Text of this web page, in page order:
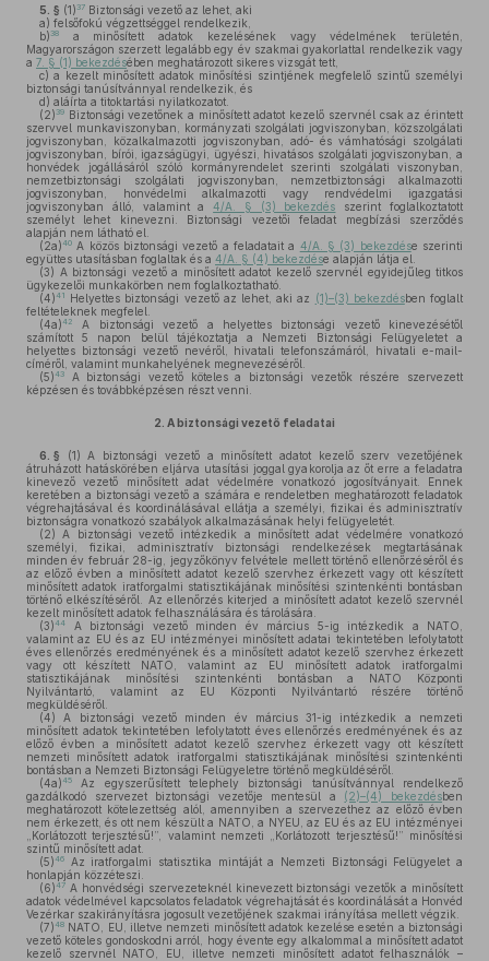
5. § (1) 37 Biztonsági vezető az lehet, aki
a) felsőfokú végzettséggel rendelkezik,
b) 38
a minősített adatok kezelésének vagy védelmének területén,
Magyarországon szerzett legalább egy év szakmai gyakorlattal rendelkezik vagy
a 7. § (1) bekezdésében meghatározott sikeres vizsgát tett,
c) a kezelt minősített adatok minősítési szintjének megfelelő szintű személyi
biztonsági tanúsítvánnyal rendelkezik, és
d) aláírta a titoktartási nyilatkozatot.
(2) 39 Biztonsági vezetőnek a minősített adatot kezelő szervnél csak az érintett
szervvel munkaviszonyban, kormányzati szolgálati jogviszonyban, közszolgálati
jogviszonyban, közalkalmazotti jogviszonyban, adó- és vámhatósági szolgálati
jogviszonyban, bírói, igazságügyi, ügyészi, hivatásos szolgálati jogviszonyban, a
honvédek jogállásáról szóló kormányrendelet szerinti szolgálati viszonyban,
nemzetbiztonsági szolgálati jogviszonyban, nemzetbiztonsági alkalmazotti
jogviszonyban, honvédelmi alkalmazotti vagy rendvédelmi igazgatási
jogviszonyban álló, valamint a4/A. § (3) bekezdés szerint foglalkoztatott
személyt lehet kinevezni. Biztonsági vezetői feladat megbízási szerződés
alapján nem látható el.
(2a)40 A közös biztonsági vezető a feladatait a 4/A. § (3) bekezdése szerinti
együttes utasításban foglaltak és a 4/A. § (4) bekezdése alapján látja el.
(3) A biztonsági vezető a minősített adatot kezelő szervnél egyidejűleg titkos
ügykezelői munkakörben nem foglalkoztatható.
(4)41 Helyettes biztonsági vezető az lehet, aki az (1)–(3) bekezdésben foglalt
feltételeknek megfelel.
(4a)42
A biztonsági vezető a helyettes biztonsági vezető kinevezésétől
számított 5 napon belül tájékoztatja a Nemzeti Biztonsági Felügyeletet a
helyettes biztonsági vezető nevéről, hivatali telefonszámáról, hivatali e-mail-
címéről, valamint munkahelyének megnevezéséről.
(5)43
A biztonsági vezető köteles a biztonsági vezetők részére szervezett
képzésen és továbbképzésen részt venni.
2. A biztonsági vezető feladatai
6. § (1) A biztonsági vezető a minősített adatot kezelő szerv vezetőjének
átruházott hatáskörében eljárva utasítási joggal gyakorolja az őt erre a feladatra
kinevező vezető minősített adat védelmére vonatkozó jogosítványait. Ennek
keretében a biztonsági vezető a számára e rendeletben meghatározott feladatok
végrehajtásával és koordinálásával ellátja a személyi, fizikai és adminisztratív
biztonságra vonatkozó szabályok alkalmazásának helyi felügyeletét.
(2) A biztonsági vezető intézkedik a minősített adat védelmére vonatkozó
személyi, fizikai, adminisztratív biztonsági rendelkezések megtartásának
minden év február 28-ig, jegyzőkönyv felvétele mellett történő ellenőrzéséről és
az előző évben a minősített adatot kezelő szervhez érkezett vagy ott készített
minősített adatok iratforgalmi statisztikájának minősítési szintenkénti bontásban
történő elkészítéséről. Az ellenőrzés kiterjed a minősített adatot kezelő szervnél
kezelt minősített adatok felhasználására és tárolására.
(3)44
A biztonsági vezető minden év március 5-ig intézkedik a NATO,
valamint az EU és az EU intézményei minősített adatai tekintetében lefolytatott
éves ellenőrzés eredményének és a minősített adatot kezelő szervhez érkezett
vagy ott készített NATO, valamint az EU minősített adatok iratforgalmi
statisztikájának minősítési szintenkénti bontásban a NATO Központi
Nyilvántartó, valamint az EU Központi Nyilvántartó részére történő
megküldéséről.
(4) A biztonsági vezető minden év március 31-ig intézkedik a nemzeti
minősített adatok tekintetében lefolytatott éves ellenőrzés eredményének és az
előző évben a minősített adatot kezelő szervhez érkezett vagy ott készített
nemzeti minősített adatok iratforgalmi statisztikájának minősítési szintenkénti
bontásban a Nemzeti Biztonsági Felügyeletre történő megküldéséről.
(4a)45
Az egyszerűsített telephely biztonsági tanúsítvánnyal rendelkező
gazdálkodó szervezet biztonsági vezetője mentesül a (2)–(4) bekezdésben
meghatározott kötelezettség alól, amennyiben a szervezethez az előző évben
nem érkezett, és ott nem készült a NATO, a NYEU, az EU és az EU intézményei
„Korlátozott terjesztésű!”, valamint nemzeti „Korlátozott terjesztésű!” minősítési
szintű minősített adat.
(5)46
Az iratforgalmi statisztika mintáját a Nemzeti Biztonsági Felügyelet a
honlapján közzéteszi.
(6)47 A honvédségi szervezeteknél kinevezett biztonsági vezetők a minősített
adatok védelmével kapcsolatos feladatok végrehajtását és koordinálását a Honvéd
Vezérkar szakirányításra jogosult vezetőjének szakmai irányítása mellett végzik.
(7)48 NATO, EU, illetve nemzeti minősített adatok kezelése esetén a biztonsági
vezető köteles gondoskodni arról, hogy évente egy alkalommal a minősített adatot
kezelő szervnél NATO, EU, illetve nemzeti minősített adatot felhasználók –